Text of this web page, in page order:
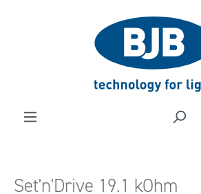
Set'n'Drive 19.1 kOhm